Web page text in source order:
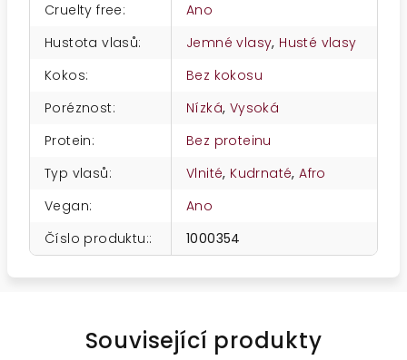
Cruelty free:
Ano
Hustota vlasů: Jemné vlasy, Husté vlasy
Kokos:
Bez kokosu
Poréznost: Nízká, Vysoká
Protein:
Bez proteinu
Typ vlasů: Vlnité, Kudrnaté,Afro
Vegan:
Ano
Číslo produktu:: 1000354
Související produkty